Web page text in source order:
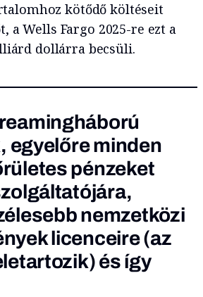
kötődő költéseit
a Wells Fargo 2025-re ezt a
dollárra becsüli.
egyelőre minden
pénzeket
nemzetközi
licenceire (az
és így